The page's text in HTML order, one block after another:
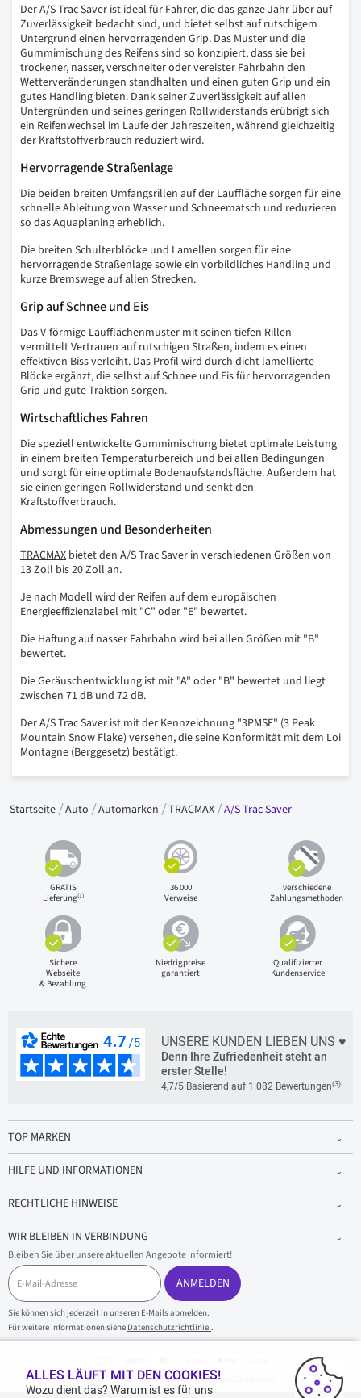
Der A/S Trac Saver ist ideal für Fahrer, die das ganze Jahr über auf
Zuverlässigkeit bedacht sind, und bietet selbst auf rutschigem
Untergrund einen hervorragenden Grip. Das Muster und die
Gummimischung des Reifens sind so konzipiert, dass sie bei
trockener, nasser, verschneiter oder vereister Fahrbahn den
Wetterveränderungen standhalten und einen guten Grip und ein
gutes Handling bieten. Dank seiner Zuverlässigkeit auf allen
Untergründen und seines geringen Rollwiderstands erübrigt sich
ein Reifenwechsel im Laufe der Jahreszeiten, während gleichzeitig
der Kraftstoffverbrauch reduziert wird.
Hervorragende Straßenlage
Die beiden breiten Umfangsrillen auf der Lauffläche sorgen für eine
schnelle Ableitung von Wasser und Schneematsch und reduzieren
so das Aquaplaning erheblich.
Die breiten Schulterblöcke und Lamellen sorgen für eine
hervorragende Straßenlage sowie ein vorbildliches Handling und
kurze Bremswege auf allen Strecken.
Grip auf Schnee und Eis
Das V-förmige Laufflächenmuster mit seinen tiefen Rillen
vermittelt Vertrauen auf rutschigen Straßen, indem es einen
effektiven Biss verleiht. Das Profil wird durch dicht lamellierte
Blöcke ergänzt, die selbst auf Schnee und Eis für hervorragenden
Grip und gute Traktion sorgen.
Wirtschaftliches Fahren
Die speziell entwickelte Gummimischung bietet optimale Leistung
in einem breiten Temperaturbereich und bei allen Bedingungen
und sorgt für eine optimale Bodenaufstandsfläche. Außerdem hat
sie einen geringen Rollwiderstand und senkt den
Kraftstoffverbrauch.
Abmessungen und Besonderheiten
TRACMAX bietet den A/S Trac Saver in verschiedenen Größen von
13 Zoll bis 20 Zoll an.
Je nach Modell wird der Reifen auf dem europäischen
Energieeffizienzlabel mit "C" oder "E" bewertet.
Die Haftung auf nasser Fahrbahn wird bei allen Größen mit "B"
bewertet.
Die Geräuschentwicklung ist mit "A" oder "B" bewertet und liegt
zwischen 71 dB und 72 dB.
Der A/S Trac Saver ist mit der Kennzeichnung "3PMSF" (3 Peak
Mountain Snow Flake) versehen, die seine Konformität mit dem Loi
Montagne (Berggesetz) bestätigt.
Startseite Auto Automarken TRACMAX A/S Trac Saver
GRATIS
Lieferung(1)
36 000
Verweise
verschiedene
Zahlungsmethoden
Sichere
Webseite
& Bezahlung
Niedrigpreise
garantiert
Qualifizierter
Kundenservice
UNSERE KUNDEN LIEBEN UNS ♥
Denn Ihre Zufriedenheit steht an
erster Stelle!
4,7/5 Basierend auf 1 082 Bewertungen(3)
TOP MARKEN
HILFE UND INFORMATIONEN
RECHTLICHE HINWEISE
WIR BLEIBEN IN VERBINDUNG
Bleiben Sie über unsere aktuellen Angebote informiert!
E
-
M
a
i
l
ANMELDEN
Sie können sich jederzeit in unseren E-Mails abmelden.
Für weitere Informationen siehe Datenschutzrichtlinie..
100 % sicherer Einkauf und sichere Zahlungen
ALLES LÄUFT MIT DEN COOKIES!
Wozu dient das? Warum ist es für uns